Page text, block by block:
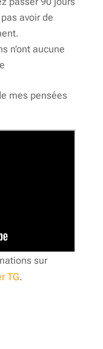
avoir de
n’ont aucune
mes pensées
sur
TG.